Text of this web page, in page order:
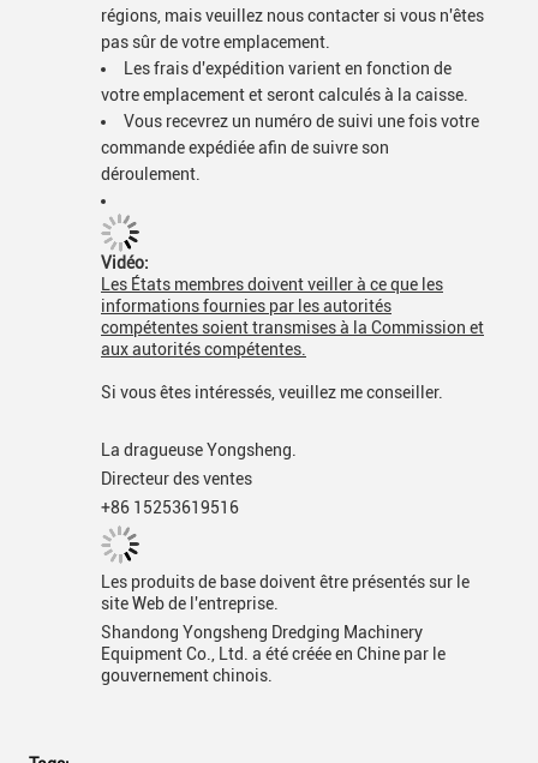
régions, mais veuillez nous contacter si vous n'êtes
pas sûr de votre emplacement.
Les frais d'expédition varient en fonction de
votre emplacement et seront calculés à la caisse.
Vous recevrez un numéro de suivi une fois votre
commande expédiée afin de suivre son
déroulement.
Vidéo:
Les États membres doivent veiller à ce que les
informations fournies par les autorités
compétentes soient transmises à la Commission et
aux autorités compétentes.
Si vous êtes intéressés, veuillez me conseiller.
La dragueuse Yongsheng.
Directeur des ventes
+86 15253619516
Les produits de base doivent être présentés sur le
site Web de l'entreprise.
Shandong Yongsheng Dredging Machinery
Equipment Co., Ltd. a été créée en Chine par le
gouvernement chinois.